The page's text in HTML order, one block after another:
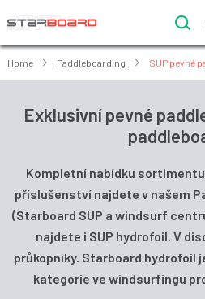
Home Paddleboarding SUP pevné
Exklusivní pevné
Kompletní nabídku
příslušenství najdete v našem
(Starboard SUP a windsurf
najdete i SUP hydrofoil. V
průkopníky. Starboard hydrofoil
kategorie ve windsurfingu